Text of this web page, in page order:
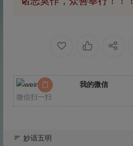
我的微信
微信扫一扫
妙谙五明